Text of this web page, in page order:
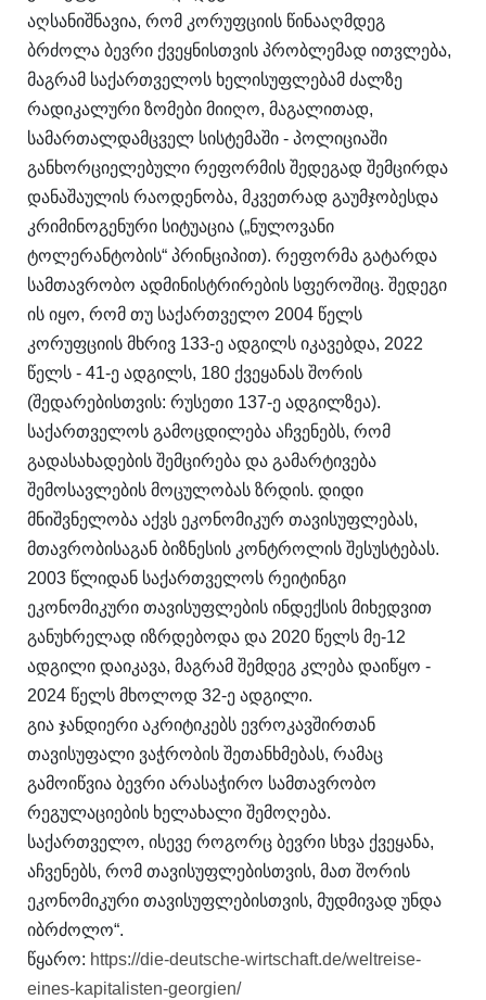
აღსანიშნავია, რომ კორუფციის წინააღმდეგ
ბრძოლა ბევრი ქვეყნისთვის პრობლემად ითვლება,
მაგრამ საქართველოს ხელისუფლებამ ძალზე
რადიკალური ზომები მიიღო, მაგალითად,
სამართალდამცველ სისტემაში - პოლიციაში
განხორციელებული რეფორმის შედეგად შემცირდა
დანაშაულის რაოდენობა, მკვეთრად გაუმჯობესდა
კრიმინოგენური სიტუაცია („ნულოვანი
ტოლერანტობის“ პრინციპით). რეფორმა გატარდა
სამთავრობო ადმინისტრირების სფეროშიც. შედეგი
ის იყო, რომ თუ საქართველო 2004 წელს
კორუფციის მხრივ 133-ე ადგილს იკავებდა, 2022
წელს - 41-ე ადგილს, 180 ქვეყანას შორის
(შედარებისთვის: რუსეთი 137-ე ადგილზეა).
საქართველოს გამოცდილება აჩვენებს, რომ
გადასახადების შემცირება და გამარტივება
შემოსავლების მოცულობას ზრდის. დიდი
მნიშვნელობა აქვს ეკონომიკურ თავისუფლებას,
მთავრობისაგან ბიზნესის კონტროლის შესუსტებას.
2003 წლიდან საქართველოს რეიტინგი
ეკონომიკური თავისუფლების ინდექსის მიხედვით
განუხრელად იზრდებოდა და 2020 წელს მე-12
ადგილი დაიკავა, მაგრამ შემდეგ კლება დაიწყო -
2024 წელს მხოლოდ 32-ე ადგილი.
გია ჯანდიერი აკრიტიკებს ევროკავშირთან
თავისუფალი ვაჭრობის შეთანხმებას, რამაც
გამოიწვია ბევრი არასაჭირო სამთავრობო
რეგულაციების ხელახალი შემოღება.
საქართველო, ისევე როგორც ბევრი სხვა ქვეყანა,
აჩვენებს, რომ თავისუფლებისთვის, მათ შორის
ეკონომიკური თავისუფლებისთვის, მუდმივად უნდა
იბრძოლო“.
წყარო: https://die-deutsche-wirtschaft.de/weltreise-
eines-kapitalisten-georgien/